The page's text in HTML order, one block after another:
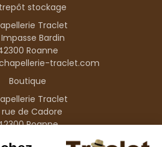
stockage
Traclet
Impasse Bardin
Roanne
traclet.com
Boutique
Traclet
de Cadore
Roanne